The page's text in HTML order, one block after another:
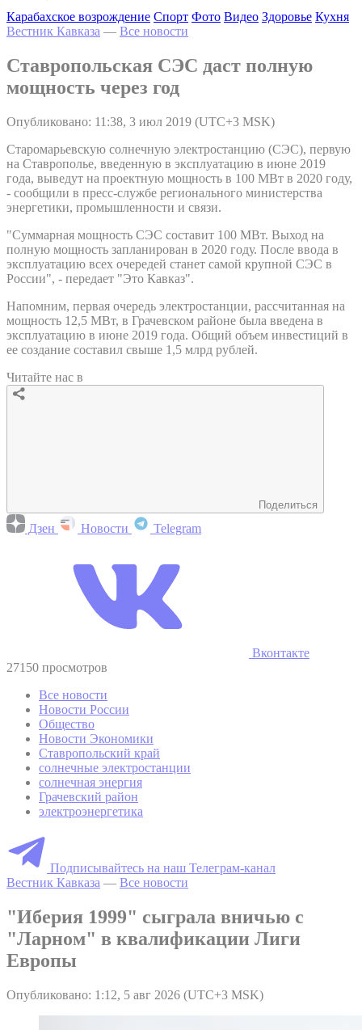
Карабахское возрождение Спорт Фото Видео Здоровье Кухня
Вестник Кавказа — Все новости
Ставропольская СЭС даст полную
мощность через год
Опубликовано: 11:38, 3 июл 2019 (UTC+3 MSK)
Старомарьевскую солнечную электростанцию (СЭС), первую
на Ставрополье, введенную в эксплуатацию в июне 2019
года, выведут на проектную мощность в 100 МВт в 2020 году,
- сообщили в пресс-службе регионального министерства
энергетики, промышленности и связи.
"Суммарная мощность СЭС составит 100 МВт. Выход на
полную мощность запланирован в 2020 году. После ввода в
эксплуатацию всех очередей станет самой крупной СЭС в
России", - передает "Это Кавказ".
Напомним, первая очередь электростанции, рассчитанная на
мощность 12,5 МВт, в Грачевском районе была введена в
эксплуатацию в июне 2019 года. Общий объем инвестиций в
ее создание составил свыше 1,5 млрд рублей.
Читайте нас в
Поделиться
Дзен Новости Telegram
Вконтакте
27150 просмотров
Все новости
Новости России
Общество
Новости Экономики
Ставропольский край
солнечные электростанции
солнечная энергия
Грачевский район
электроэнергетика
Подписывайтесь на наш Телеграм-канал
Вестник Кавказа — Все новости
"Иберия 1999" сыграла вничью с
"Ларном" в квалификации Лиги
Европы
Опубликовано: 1:12, 5 авг 2026 (UTC+3 MSK)